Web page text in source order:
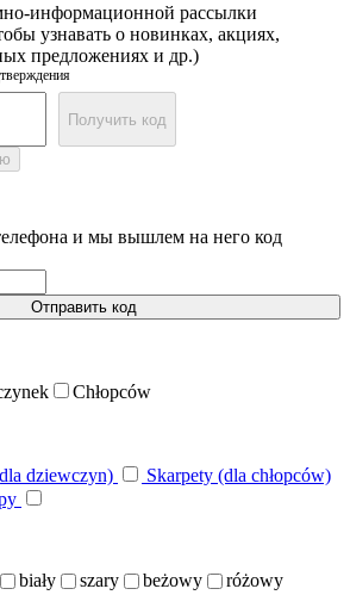
информационной рассылки
узнавать о новинках, акциях,
предложениях и др.)
Получить код
и мы вышлем на него код
Отправить код
Chłopców
dziewczyn)
Skarpety (dla chłopców)
biały szary beżowy
różowy